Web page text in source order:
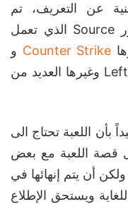
عن التعريف، تم
تصميمها بمحرك الشركة المشهور Source الذي تعمل
و
Team Fortress وكذلك Left 4 Dead وغيرها العديد من
بأن اللعبة تحتاج الى
قصة اللعبة مع بعض
أن يتم إنهائها في
ويستحق الإطلاع